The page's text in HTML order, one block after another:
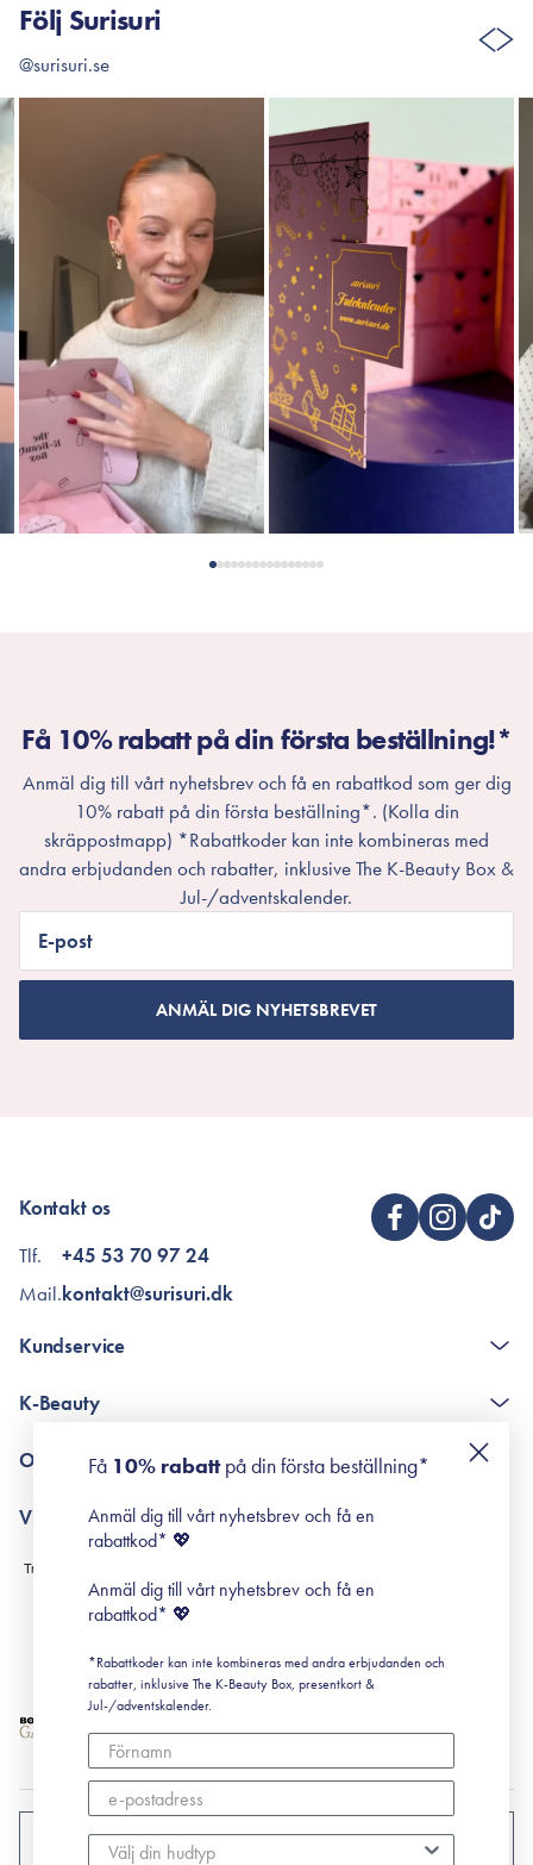
Följ Surisuri
@surisuri.se
Få 10% rabatt på din första beställning!*
Anmäl dig till vårt nyhetsbrev och få en rabattkod som ger dig
10% rabatt på din första beställning*. (Kolla din
skräppostmapp) *Rabattkoder kan inte kombineras med
andra erbjudanden och rabatter, inklusive The K-Beauty Box &
Jul-/adventskalender.
E-post
ANMÄL DIG NYHETSBREVET
Kontakt os
Tlf.
Mail.
+45 53 70 97 24
kontakt@surisuri.dk
Kundservice
Poängshop - frågor och svar
K-Beauty
Retinol för nybörjare
Om Surisuri
Black Friday
Villkor
Leverans & Retur
Köpvillkor
Prenumerationsvillkor
Cookiepolicy
SVERIGE
Få 10% rabattpå din första beställning*
Anmäl dig till vårt nyhetsbrev och få en
rabattkod* 💖
Anmäl dig till vårt nyhetsbrev och få en
rabattkod* 💖
*Rabattkoder kan inte kombineras med andra erbjudanden och
rabatter, inklusive The K-Beauty Box, presentkort &
Jul-/adventskalender.